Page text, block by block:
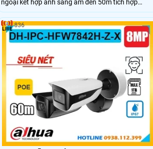
ngoại kết hợp ánh sáng ấm đến 50m tích hợp
micro và loa mang lại âm thanh rõ ràng. Hỗ trợ AI
nhận diện con người và phương tiện giúp cảnh
chính xác hạn chế báo giả. Vỏ kim loại đạt chuẩn
IP67 chống nước và IK10 chống va đập đảm bảo
836